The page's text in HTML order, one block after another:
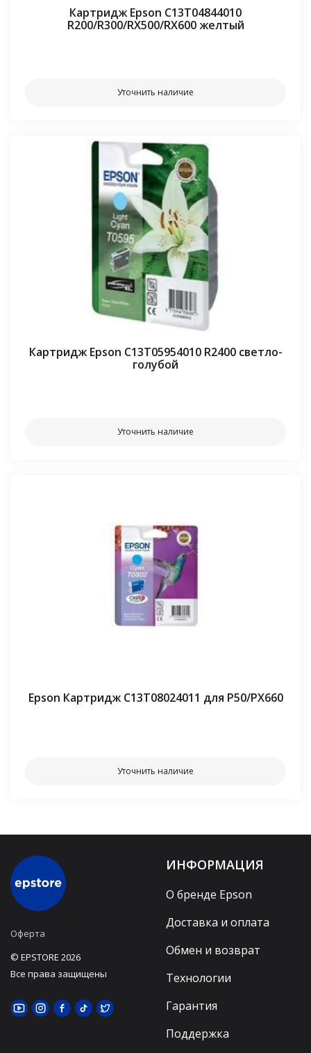
Картридж Epson C13T04844010
R200/R300/RX500/RX600 желтый
Уточнить наличие
Картридж Epson C13T05954010 R2400 светло-
голубой
Уточнить наличие
Epson Картридж C13T08024011 для P50/PX660
Уточнить наличие
Оферта
© EPSTORE 2026
Все права защищены
ИНФОРМАЦИЯ
О бренде Epson
Доставка и оплата
Обмен и возврат
Технологии
Гарантия
Поддержка